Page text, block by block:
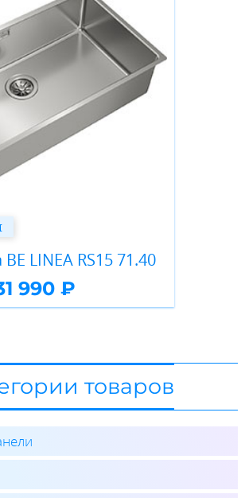
LINEA RS15 71.40
990 ₽
товаров